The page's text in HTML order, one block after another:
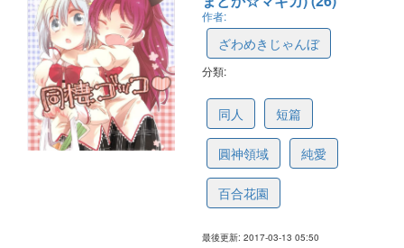
作者:
ざわめきじゃんぼ
分類:
同人 短篇
圓神領域 純愛
百合花園
最後更新: 2017-03-13 05:50